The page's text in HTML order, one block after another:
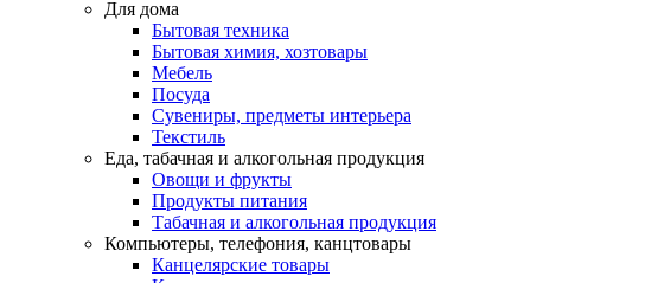
Для дома
Бытовая техника
Бытовая химия, хозтовары
Мебель
Посуда
Сувениры, предметы интерьера
Текстиль
Еда, табачная и алкогольная продукция
Овощи и фрукты
Продукты питания
Табачная и алкогольная продукция
Компьютеры, телефония, канцтовары
Канцелярские товары